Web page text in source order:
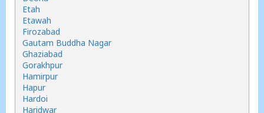
Etah
Etawah
Firozabad
Gautam Buddha Nagar
Ghaziabad
Gorakhpur
Hamirpur
Hapur
Hardoi
Haridwar